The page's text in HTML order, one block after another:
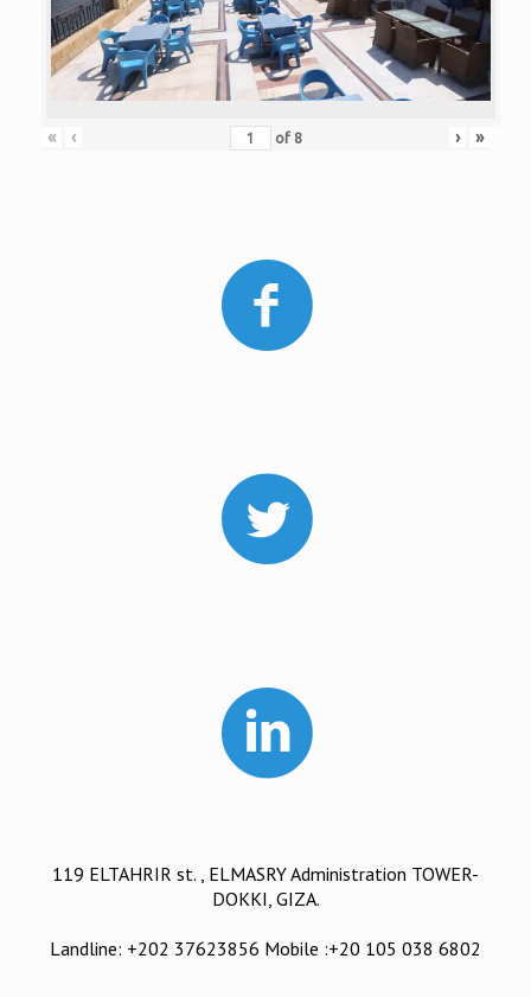
« ‹ of 8 › »
119 ELTAHRIR st. , ELMASRY Administration TOWER-
DOKKI, GIZA.
Landline: +202 37623856 Mobile :+20 105 038 6802